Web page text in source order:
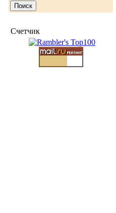
Счетчик